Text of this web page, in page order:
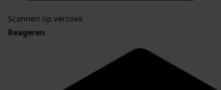
Scannen op verzoek
Reageren